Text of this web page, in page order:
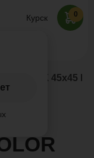
Курск
звонок
0
Уголок ДПК 45х45